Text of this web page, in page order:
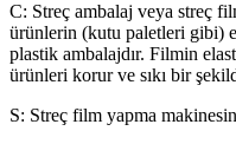
C: Streç ambalaj veya streç
ürünlerin (kutu paletleri gibi)
plastik ambalajdır. Filmin
ürünleri korur ve sıkı bir
S: Streç film yapma